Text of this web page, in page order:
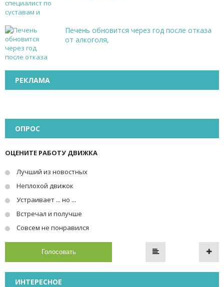
Печень обновится через год после отказа
от алкоголя,
РЕКЛАМА
ОПРОС
ОЦЕНИТЕ РАБОТУ ДВИЖКА
Лучший из новостных
Неплохой движок
Устраивает ... но ...
Встречал и получше
Совсем не понравился
Голосовать
ИНТЕРЕСНОЕ